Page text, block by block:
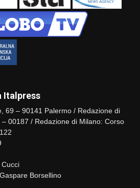
Italpress
69 – 90141 Palermo / Redazione di
00187 / Redazione di Milano: Corso
Borsellino